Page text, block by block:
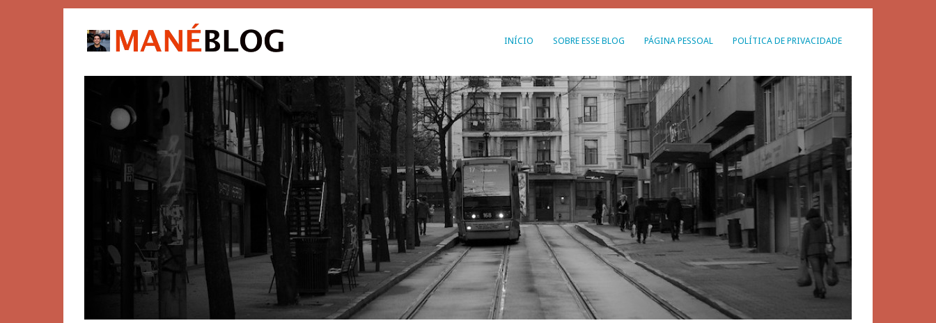
INÍCIO SOBRE ESSE BLOG PÁGINA PESSOAL POLÍTICA DE PRIVACIDADE